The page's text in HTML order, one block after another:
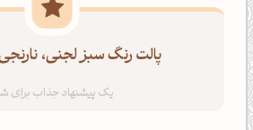
پالت رنگ سبز لجنی،